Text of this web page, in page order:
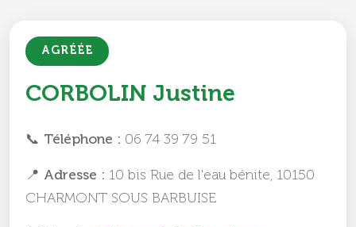
AGRÉÉE
CORBOLIN Justine
📞 Téléphone : 06 74 39 79 51
📍 Adresse : 10 bis Rue de l'eau bénite, 10150
CHARMONT SOUS BARBUISE